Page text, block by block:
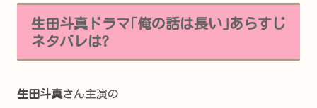
生田斗真ドラマ｢俺の話は長い｣あらすじ
ネタバレは?
生田斗真さん主演の